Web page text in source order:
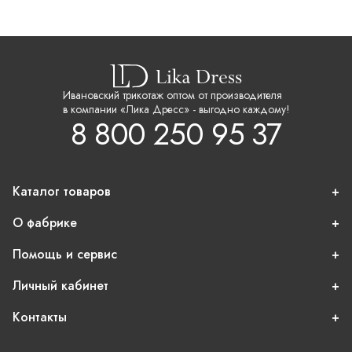
Ивановский трикотаж оптом от производителя
в компании «Лика Дресс» - выгодно каждому!
8 800 250 95 37
Каталог товаров
О фабрике
Помощь и сервис
Личный кабинет
Контакты